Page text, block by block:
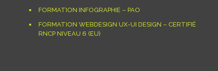
FORMATION INFOGRAPHIE – PAO
FORMATION WEBDESIGN UX-UI DESIGN – CERTIFIÉ
RNCP NIVEAU 6 (EU)